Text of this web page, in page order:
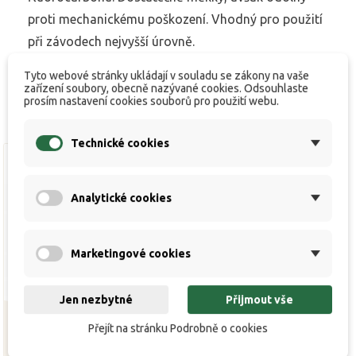
proti mechanickému poškození. Vhodný pro použití
při závodech nejvyšší úrovně.
Ultra sinking Match 0,168
Tyto webové stránky ukládají v souladu se zákony na vaše
zařízení soubory, obecně nazývané cookies. Odsouhlaste
prosím nastavení cookies souborů pro použití webu.
Technické cookies
Analytické cookies
Marketingové cookies
Jen nezbytné Přijmout vše
Přejít na stránku Podrobně o cookies